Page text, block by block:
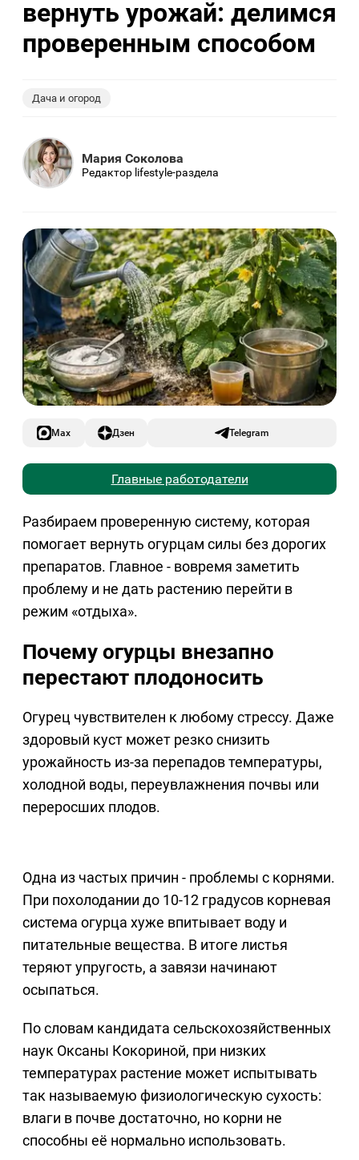
вернуть урожай: делимся
проверенным способом
Дача и огород
Мария Соколова
Редактор lifestyle-раздела
Max Дзен Telegram
Главные работодатели
Разбираем проверенную систему, которая
помогает вернуть огурцам силы без дорогих
препаратов. Главное - вовремя заметить
проблему и не дать растению перейти в
режим «отдыха».
Почему огурцы внезапно
перестают плодоносить
Огурец чувствителен к любому стрессу. Даже
здоровый куст может резко снизить
урожайность из-за перепадов температуры,
холодной воды, переувлажнения почвы или
переросших плодов.
Одна из частых причин - проблемы с корнями.
При похолодании до 10-12 градусов корневая
система огурца хуже впитывает воду и
питательные вещества. В итоге листья
теряют упругость, а завязи начинают
осыпаться.
По словам кандидата сельскохозяйственных
наук Оксаны Кокориной, при низких
температурах растение может испытывать
так называемую физиологическую сухость:
влаги в почве достаточно, но корни не
способны её нормально использовать.